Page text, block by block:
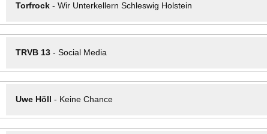
Torfrock- Wir Unterkellern Schleswig Holstein
TRVB 13- Social Media
Uwe Höll - Keine Chance